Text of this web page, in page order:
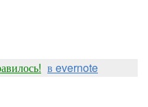
в evernote